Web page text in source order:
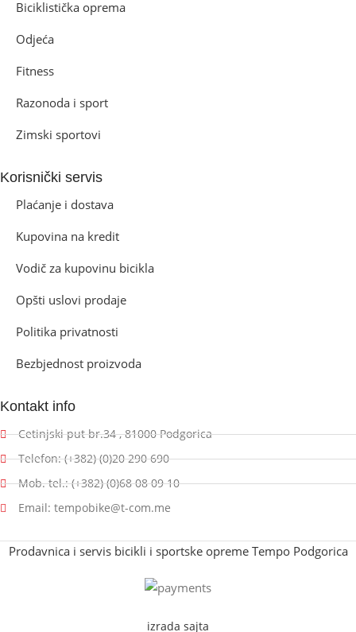
Biciklistička oprema
Odjeća
Fitness
Razonoda i sport
Zimski sportovi
Korisnički servis
Plaćanje i dostava
Kupovina na kredit
Vodič za kupovinu bicikla
Opšti uslovi prodaje
Politika privatnosti
Bezbjednost proizvoda
Kontakt info
Cetinjski put br.34 , 81000 Podgorica
Telefon: (+382) (0)20 290 690
Mob. tel.: (+382) (0)68 08 09 10
Email: tempobike@t-com.me
Prodavnica i servis bicikli i sportske opreme Tempo Podgorica
izrada sajta